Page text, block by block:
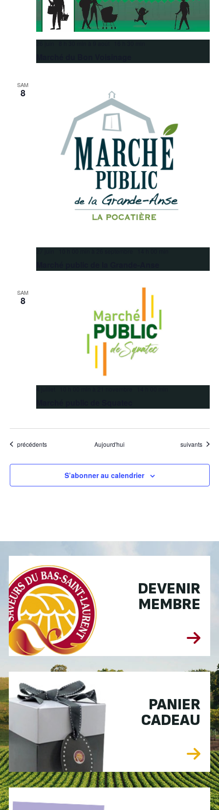
SAM
8
SAM
8
Évènements
précédents Aujourd'hui Évènements
suivants
S’abonner au calendrier
DEVENIR
MEMBRE
PANIER
CADEAU